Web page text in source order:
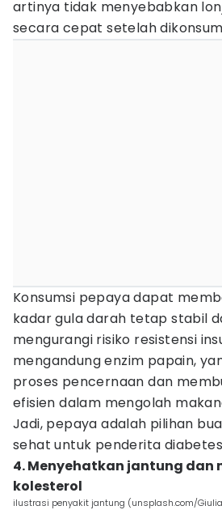
artinya tidak menyebabkan
secara cepat setelah
Konsumsi pepaya dapat
kadar gula darah tetap stabil
mengurangi risiko resistensi
mengandung enzim papain,
proses pencernaan dan
efisien dalam mengolah
Jadi, pepaya adalah pilihan
sehat untuk penderita
4. Menyehatkan jantung dan
kolesterol
ilustrasi penyakit jantung (unsplash.com/